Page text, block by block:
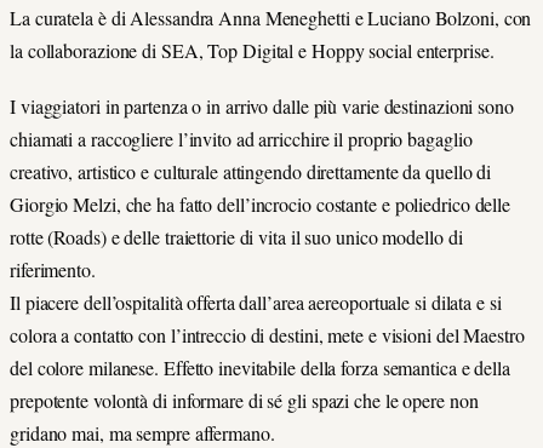
La curatela è di Alessandra Anna Meneghetti e Luciano Bolzoni, con
la collaborazione di SEA, Top Digital e Hoppy social enterprise.
I viaggiatori in partenza o in arrivo dalle più varie destinazioni sono
chiamati a raccogliere l’invito ad arricchire il proprio bagaglio
creativo, artistico e culturale attingendo direttamente da quello di
Giorgio Melzi, che ha fatto dell’incrocio costante e poliedrico delle
rotte (Roads) e delle traiettorie di vita il suo unico modello di
riferimento.
Il piacere dell’ospitalità offerta dall’area aereoportuale si dilata e si
colora a contatto con l’intreccio di destini, mete e visioni del Maestro
del colore milanese. Effetto inevitabile della forza semantica e della
prepotente volontà di informare di sé gli spazi che le opere non
gridano mai, ma sempre affermano.